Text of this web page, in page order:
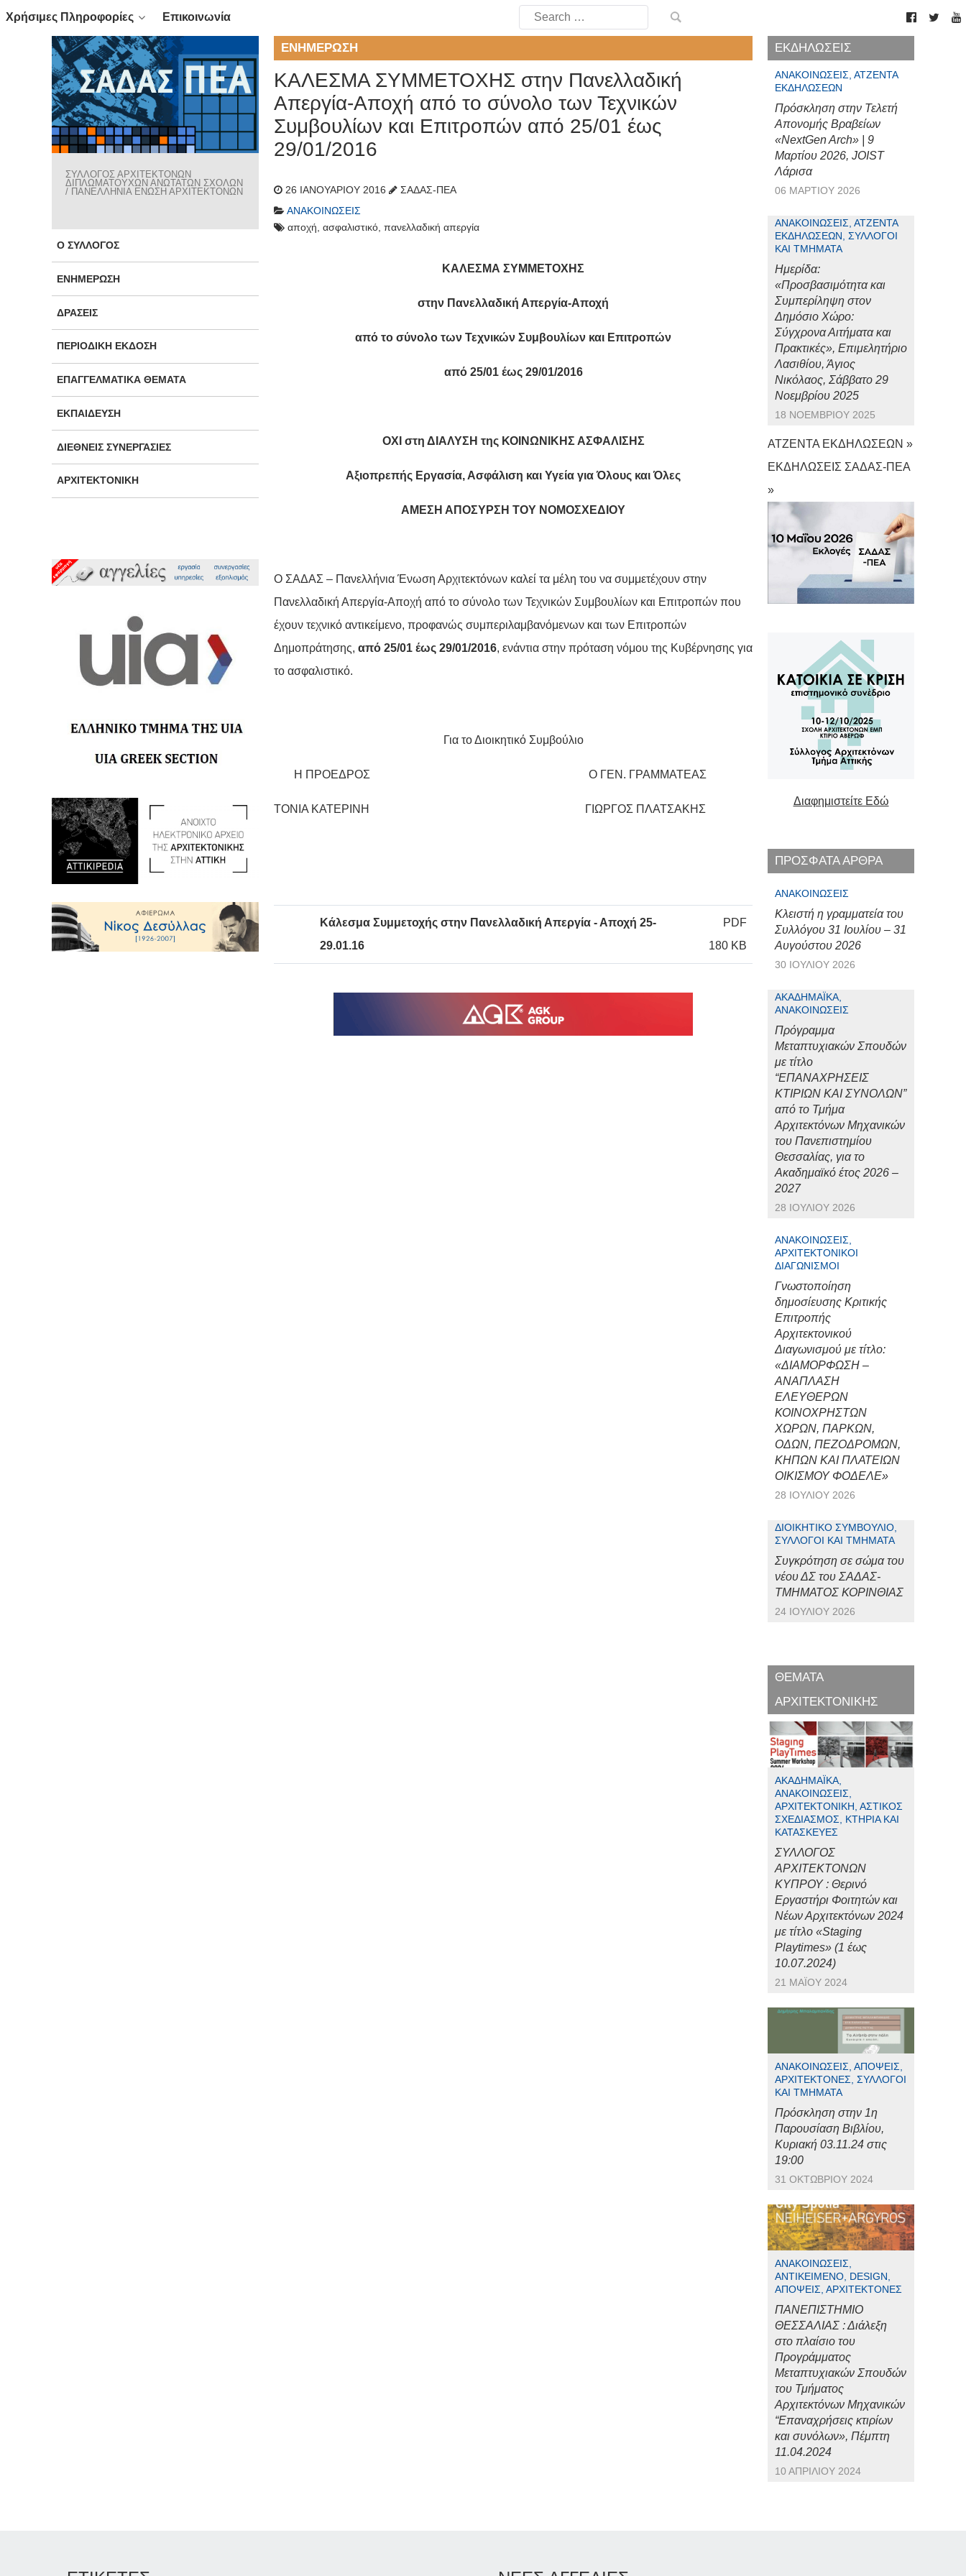
Χρήσιμες Πληροφορίες Επικοινωνία
Search
for:
ΣΥΛΛΟΓΟΣ ΑΡΧΙΤΕΚΤΟΝΩΝ
ΔΙΠΛΩΜΑΤΟΥΧΩΝ ΑΝΩΤΑΤΩΝ ΣΧΟΛΩΝ
/ ΠΑΝΕΛΛΗΝΙΑ ΕΝΩΣΗ ΑΡΧΙΤΕΚΤΟΝΩΝ
Ο ΣΎΛΛΟΓΟΣ
ΕΝΗΜΈΡΩΣΗ
ΔΡΆΣΕΙΣ
ΠΕΡΙΟΔΙΚΉ ΈΚΔΟΣΗ
ΕΠΑΓΓΕΛΜΑΤΙΚΆ ΘΈΜΑΤΑ
ΕΚΠΑΊΔΕΥΣΗ
ΔΙΕΘΝΕΊΣ ΣΥΝΕΡΓΑΣΊΕΣ
ΑΡΧΙΤΕΚΤΟΝΙΚΉ
ΕΝΗΜΈΡΩΣΗ
ΚΑΛΕΣΜΑ ΣΥΜΜΕΤΟΧΗΣ στην Πανελλαδική
Απεργία-Αποχή από το σύνολο των Τεχνικών
Συμβουλίων και Επιτροπών από 25/01 έως
29/01/2016
26 ΙΑΝΟΥΑΡΊΟΥ 2016
ΣΑΔΑΣ-ΠΕΑ
ΑΝΑΚΟΙΝΏΣΕΙΣ
αποχή, ασφαλιστικό, πανελλαδική απεργία
ΚΑΛΕΣΜΑ ΣΥΜΜΕΤΟΧΗΣ
στην Πανελλαδική Απεργία-Αποχή
από το σύνολο των Τεχνικών Συμβουλίων και Επιτροπών
από 25/01 έως 29/01/2016
ΟΧΙ στη ΔΙΑΛΥΣΗ της ΚΟΙΝΩΝΙΚΗΣ ΑΣΦΑΛΙΣΗΣ
Αξιοπρεπής Εργασία, Ασφάλιση και Υγεία για Όλους και Όλες
ΑΜΕΣΗ ΑΠΟΣΥΡΣΗ ΤΟΥ ΝΟΜΟΣΧΕΔΙΟΥ
Ο ΣΑΔΑΣ – Πανελλήνια Ένωση Αρχιτεκτόνων καλεί τα μέλη του να συμμετέχουν στην
Πανελλαδική Απεργία-Αποχή από το σύνολο των Τεχνικών Συμβουλίων και Επιτροπών που
έχουν τεχνικό αντικείμενο, προφανώς συμπεριλαμβανόμενων και των Επιτροπών
Δημοπράτησης, από 25/01 έως 29/01/2016, ενάντια στην πρόταση νόμου της Κυβέρνησης για
το ασφαλιστικό.
Για το Διοικητικό Συμβούλιο
Η ΠΡΟΕΔΡΟΣ Ο ΓΕΝ. ΓΡΑΜΜΑΤΕΑΣ
ΤΟΝΙΑ ΚΑΤΕΡΙΝΗ ΓΙΩΡΓΟΣ ΠΛΑΤΣΑΚΗΣ
Κάλεσμα Συμμετοχής στην Πανελλαδική Απεργία - Αποχή 25-
29.01.16
PDF
180 KB
ΕΚΔΗΛΩΣΕΙΣ
ΑΝΑΚΟΙΝΏΣΕΙΣ, ΑΤΖΈΝΤΑ
ΕΚΔΗΛΏΣΕΩΝ
Πρόσκληση στην Τελετή
Απονομής Βραβείων
«NextGen Arch» | 9
Μαρτίου 2026, JOIST
Λάρισα
06 ΜΑΡΤΊΟΥ 2026
ΑΝΑΚΟΙΝΏΣΕΙΣ, ΑΤΖΈΝΤΑ
ΕΚΔΗΛΏΣΕΩΝ, ΣΎΛΛΟΓΟΙ
ΚΑΙ ΤΜΉΜΑΤΑ
Ημερίδα:
«Προσβασιμότητα και
Συμπερίληψη στον
Δημόσιο Χώρο:
Σύγχρονα Αιτήματα και
Πρακτικές», Επιμελητήριο
Λασιθίου, Άγιος
Νικόλαος, Σάββατο 29
Νοεμβρίου 2025
18 ΝΟΕΜΒΡΊΟΥ 2025
ΑΤΖΕΝΤΑ ΕΚΔΗΛΩΣΕΩΝ »
ΕΚΔΗΛΩΣΕΙΣ ΣΑΔΑΣ-ΠΕΑ
»
Διαφημιστείτε Εδώ
ΠΡΟΣΦΑΤΑ ΑΡΘΡΑ
ΑΝΑΚΟΙΝΏΣΕΙΣ
Κλειστή η γραμματεία του
Συλλόγου 31 Ιουλίου – 31
Αυγούστου 2026
30 ΙΟΥΛΊΟΥ 2026
ΑΚΑΔΗΜΑΪΚΆ,
ΑΝΑΚΟΙΝΏΣΕΙΣ
Πρόγραμμα
Μεταπτυχιακών Σπουδών
με τίτλο
“ΕΠΑΝΑΧΡΗΣΕΙΣ
ΚΤΙΡΙΩΝ ΚΑΙ ΣΥΝΟΛΩΝ”
από το Τμήμα
Αρχιτεκτόνων Μηχανικών
του Πανεπιστημίου
Θεσσαλίας, για το
Ακαδημαϊκό έτος 2026 –
2027
28 ΙΟΥΛΊΟΥ 2026
ΑΝΑΚΟΙΝΏΣΕΙΣ,
ΑΡΧΙΤΕΚΤΟΝΙΚΟΊ
ΔΙΑΓΩΝΙΣΜΟΊ
Γνωστοποίηση
δημοσίευσης Κριτικής
Επιτροπής
Αρχιτεκτονικού
Διαγωνισμού με τίτλο:
«ΔΙΑΜΟΡΦΩΣΗ –
ΑΝΑΠΛΑΣΗ
ΕΛΕΥΘΕΡΩΝ
ΚΟΙΝΟΧΡΗΣΤΩΝ
ΧΩΡΩΝ, ΠΑΡΚΩΝ,
ΟΔΩΝ, ΠΕΖΟΔΡΟΜΩΝ,
ΚΗΠΩΝ ΚΑΙ ΠΛΑΤΕΙΩΝ
ΟΙΚΙΣΜΟΥ ΦΟΔΕΛΕ»
28 ΙΟΥΛΊΟΥ 2026
ΔΙΟΙΚΗΤΙΚΌ ΣΥΜΒΟΎΛΙΟ,
ΣΎΛΛΟΓΟΙ ΚΑΙ ΤΜΉΜΑΤΑ
Συγκρότηση σε σώμα του
νέου ΔΣ του ΣΑΔΑΣ-
ΤΜΗΜΑΤΟΣ ΚΟΡΙΝΘΙΑΣ
24 ΙΟΥΛΊΟΥ 2026
ΘΕΜΑΤΑ
ΑΡΧΙΤΕΚΤΟΝΙΚΗΣ
ΑΚΑΔΗΜΑΪΚΆ,
ΑΝΑΚΟΙΝΏΣΕΙΣ,
ΑΡΧΙΤΕΚΤΟΝΙΚΉ, ΑΣΤΙΚΌΣ
ΣΧΕΔΙΑΣΜΌΣ, ΚΤΉΡΙΑ ΚΑΙ
ΚΑΤΑΣΚΕΥΈΣ
ΣΥΛΛΟΓΟΣ
ΑΡΧΙΤΕΚΤΟΝΩΝ
ΚΥΠΡΟΥ : Θερινό
Εργαστήρι Φοιτητών και
Νέων Αρχιτεκτόνων 2024
με τίτλο «Staging
Playtimes» (1 έως
10.07.2024)
21 ΜΑΪ́ΟΥ 2024
ΑΝΑΚΟΙΝΏΣΕΙΣ, ΑΠΌΨΕΙΣ,
ΑΡΧΙΤΈΚΤΟΝΕΣ, ΣΎΛΛΟΓΟΙ
ΚΑΙ ΤΜΉΜΑΤΑ
Πρόσκληση στην 1η
Παρουσίαση Βιβλίου,
Κυριακή 03.11.24 στις
19:00
31 ΟΚΤΩΒΡΊΟΥ 2024
ΑΝΑΚΟΙΝΏΣΕΙΣ,
ΑΝΤΙΚΕΊΜΕΝΟ, DESIGN,
ΑΠΌΨΕΙΣ, ΑΡΧΙΤΈΚΤΟΝΕΣ
ΠΑΝΕΠΙΣΤΗΜΙΟ
ΘΕΣΣΑΛΙΑΣ : Διάλεξη
στο πλαίσιο του
Προγράμματος
Μεταπτυχιακών Σπουδών
του Τμήματος
Αρχιτεκτόνων Μηχανικών
“Επαναχρήσεις κτιρίων
και συνόλων», Πέμπτη
11.04.2024
10 ΑΠΡΙΛΊΟΥ 2024